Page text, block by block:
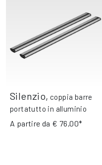
Silenzio, coppia barre
portatutto in alluminio
A partire da € 76,00*